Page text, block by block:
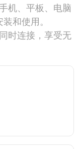
机、平板、电脑
和使用。
时连接，享受无